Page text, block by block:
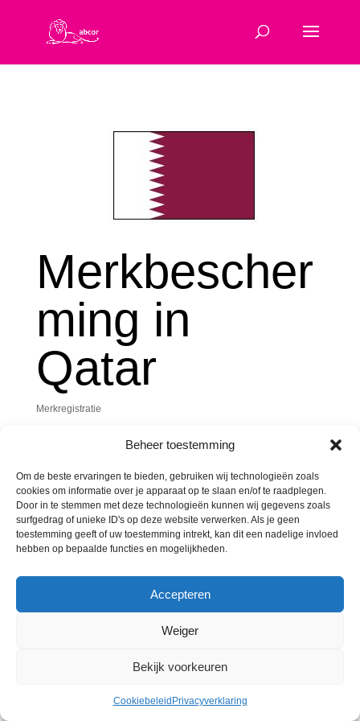
Beheer toestemming
Om de beste ervaringen te bieden, gebruiken wij technologieën zoals
cookies om informatie over je apparaat op te slaan en/of te raadplegen.
Door in te stemmen met deze technologieën kunnen wij gegevens zoals
surfgedrag of unieke ID's op deze website verwerken. Als je geen
toestemming geeft of uw toestemming intrekt, kan dit een nadelige invloed
hebben op bepaalde functies en mogelijkheden.
Accepteren
Weiger
Bekijk voorkeuren
Cookiebeleid Privacyverklaring
Merkbescher
ming in
Qatar
Merkregistratie
Vanaf 3 augustus kan je je merk laten beschermen in Qatar via de
gemakkelijke manier om je merk te registreren in talloze landen
buiten de EU, zoals China, de VS, de Verenigde Arabische
Emiraten en Canada. Ondertussen is registratie mogelijk in maar
liefst 131 landen. Niet alleen zijn de aanvraagkosten veel lager,
ook de kosten om je rechten te behouden zijn een pak
voor wie zijn merk wereldwijd wil beschermen!
© Merkenbureau Abcor 2023.Cookiebeleid